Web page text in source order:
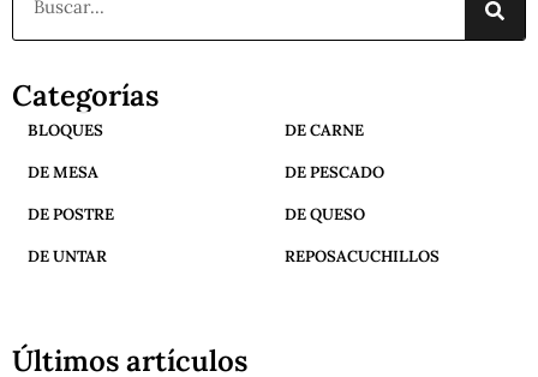
Categorías
BLOQUES DE CARNE
DE MESA DE PESCADO
DE POSTRE DE QUESO
DE UNTAR REPOSACUCHILLOS
Últimos artículos